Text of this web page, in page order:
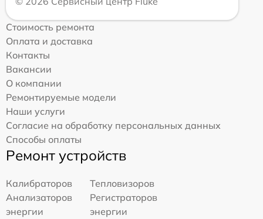
Стоимость ремонта
Оплата и доставка
Контакты
Вакансии
О компании
Ремонтируемые модели
Наши услуги
Согласие на обработку персональных данных
Способы оплаты
Ремонт устройств
Калибраторов
Тепловизоров
Анализаторов
энергии
Регистраторов
энергии